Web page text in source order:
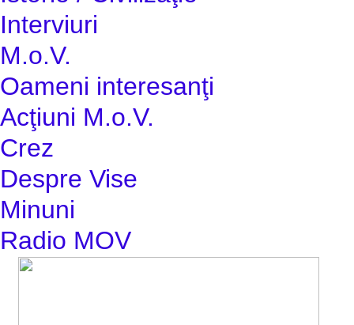
Interviuri
M.o.V.
Oameni interesanţi
Acţiuni M.o.V.
Crez
Despre Vise
Minuni
Radio MOV